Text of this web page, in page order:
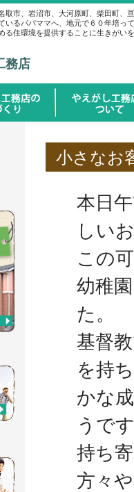
取市、岩沼市、大河原町、柴田町、
いるパパママへ、地元で６０年培っ
る住環境を提供することに生きがい
務店
小さなお
本日
しい
この
幼稚
た。
基督
を持
かな
うで
持ち
方々